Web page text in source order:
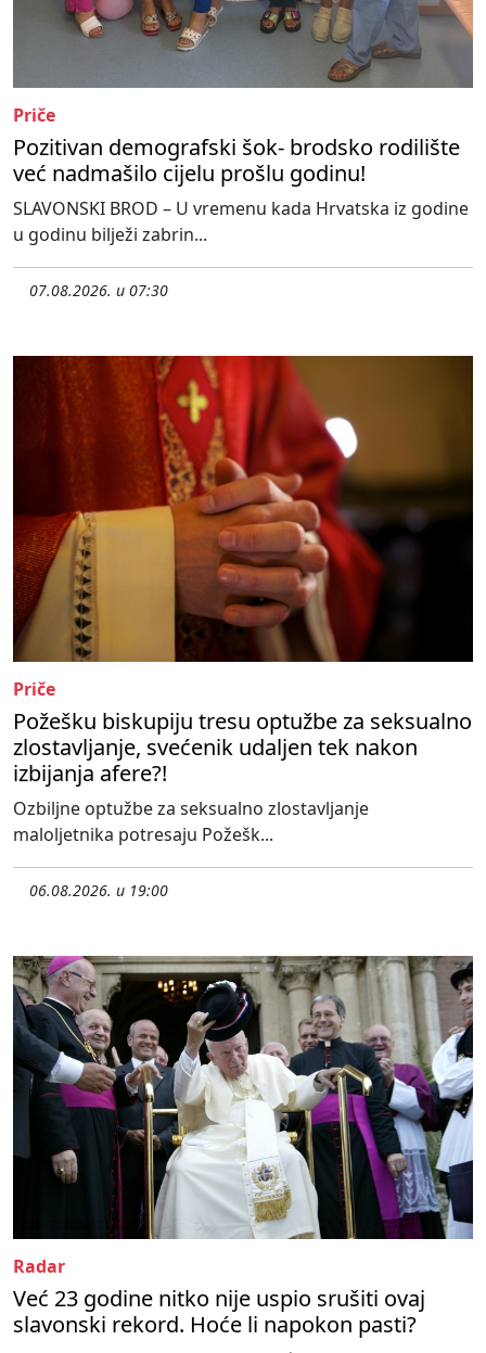
Priče
Pozitivan demografski šok- brodsko rodilište
već nadmašilo cijelu prošlu godinu!
SLAVONSKI BROD – U vremenu kada Hrvatska iz godine
u godinu bilježi zabrin...
07.08.2026. u 07:30
Priče
Požešku biskupiju tresu optužbe za seksualno
zlostavljanje, svećenik udaljen tek nakon
izbijanja afere?!
Ozbiljne optužbe za seksualno zlostavljanje
maloljetnika potresaju Požešk...
06.08.2026. u 19:00
Radar
Već 23 godine nitko nije uspio srušiti ovaj
slavonski rekord. Hoće li napokon pasti?